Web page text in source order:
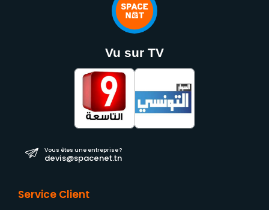
Vu sur TV
Vous êtes une entreprise ?
devis@spacenet.tn
Service Client